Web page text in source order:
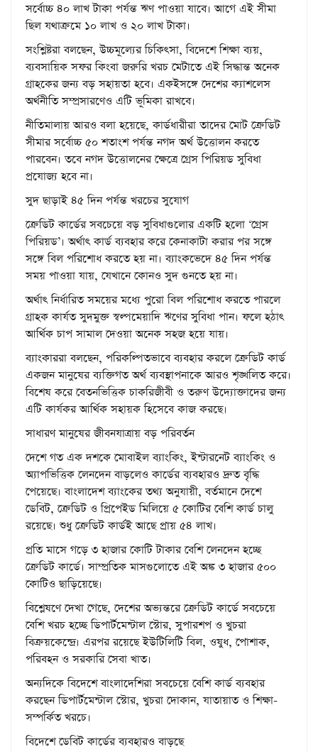
সর্বোচ্চ ৪০ লাখ টাকা পর্যন্ত ঋণ পাওয়া যাবে। আগে এই সীমা
ছিল যথাক্রমে ১০ লাখ ও ২০ লাখ টাকা।
সংশ্লিষ্টরা বলছেন, উচ্চমূল্যের চিকিৎসা, বিদেশে শিক্ষা ব্যয়,
ব্যবসায়িক সফর কিংবা জরুরি খরচ মেটাতে এই সিদ্ধান্ত অনেক
গ্রাহকের জন্য বড় সহায়তা হবে। একইসঙ্গে দেশের ক্যাশলেস
অর্থনীতি সম্প্রসারণেও এটি ভূমিকা রাখবে।
নীতিমালায় আরও বলা হয়েছে, কার্ডধারীরা তাদের মোট ক্রেডিট
সীমার সর্বোচ্চ ৫০ শতাংশ পর্যন্ত নগদ অর্থ উত্তোলন করতে
পারবেন। তবে নগদ উত্তোলনের ক্ষেত্রে গ্রেস পিরিয়ড সুবিধা
প্রযোজ্য হবে না।
সুদ ছাড়াই ৪৫ দিন পর্যন্ত খরচের সুযোগ
ক্রেডিট কার্ডের সবচেয়ে বড় সুবিধাগুলোর একটি হলো ‘গ্রেস
পিরিয়ড’। অর্থাৎ কার্ড ব্যবহার করে কেনাকাটা করার পর সঙ্গে
সঙ্গে বিল পরিশোধ করতে হয় না। ব্যাংকভেদে ৪৫ দিন পর্যন্ত
সময় পাওয়া যায়, যেখানে কোনও সুদ গুনতে হয় না।
অর্থাৎ নির্ধারিত সময়ের মধ্যে পুরো বিল পরিশোধ করতে পারলে
গ্রাহক কার্যত সুদমুক্ত স্বল্পমেয়াদি ঋণের সুবিধা পান। ফলে হঠাৎ
আর্থিক চাপ সামাল দেওয়া অনেক সহজ হয়ে যায়।
ব্যাংকাররা বলছেন, পরিকল্পিতভাবে ব্যবহার করলে ক্রেডিট কার্ড
একজন মানুষের ব্যক্তিগত অর্থ ব্যবস্থাপনাকে আরও শৃঙ্খলিত করে।
বিশেষ করে বেতনভিত্তিক চাকরিজীবী ও তরুণ উদ্যোক্তাদের জন্য
এটি কার্যকর আর্থিক সহায়ক হিসেবে কাজ করছে।
সাধারণ মানুষের জীবনযাত্রায় বড় পরিবর্তন
দেশে গত এক দশকে মোবাইল ব্যাংকিং, ইন্টারনেট ব্যাংকিং ও
অ্যাপভিত্তিক লেনদেন বাড়লেও কার্ডের ব্যবহারও দ্রুত বৃদ্ধি
পেয়েছে। বাংলাদেশ ব্যাংকের তথ্য অনুযায়ী, বর্তমানে দেশে
ডেবিট, ক্রেডিট ও প্রিপেইড মিলিয়ে ৫ কোটির বেশি কার্ড চালু
রয়েছে। শুধু ক্রেডিট কার্ডই আছে প্রায় ৫৪ লাখ।
প্রতি মাসে গড়ে ৩ হাজার কোটি টাকার বেশি লেনদেন হচ্ছে
ক্রেডিট কার্ডে। সাম্প্রতিক মাসগুলোতে এই অঙ্ক ৩ হাজার ৫০০
কোটিও ছাড়িয়েছে।
বিশ্লেষণে দেখা গেছে, দেশের অভ্যন্তরে ক্রেডিট কার্ডে সবচেয়ে
বেশি খরচ হচ্ছে ডিপার্টমেন্টাল স্টোর, সুপারশপ ও খুচরা
বিক্রয়কেন্দ্রে। এরপর রয়েছে ইউটিলিটি বিল, ওষুধ, পোশাক,
পরিবহন ও সরকারি সেবা খাত।
অন্যদিকে বিদেশে বাংলাদেশিরা সবচেয়ে বেশি কার্ড ব্যবহার
করছেন ডিপার্টমেন্টাল স্টোর, খুচরা দোকান, যাতায়াত ও শিক্ষা-
সম্পর্কিত খরচে।
বিদেশে ডেবিট কার্ডের ব্যবহারও বাড়ছে